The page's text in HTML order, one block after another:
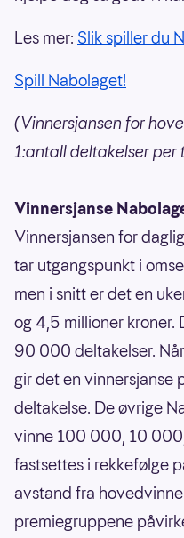
Les mer: Slik spiller du
Spill Nabolaget!
(Vinnersjansen for
1:antall deltakelser per
Vinnersjanse
Vinnersjansen for
tar utgangspunkt i
men i snitt er det en
og 4,5 millioner
90 000 deltakelser.
gir det en vinnersjanse
deltakelse. De øvrige
vinne 100 000, 10
fastsettes i rekkefølge
avstand fra
premiegruppene